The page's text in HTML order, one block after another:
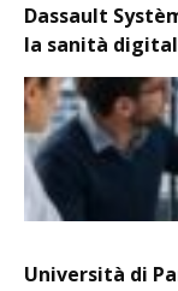
Dassault
la sanità
Università di